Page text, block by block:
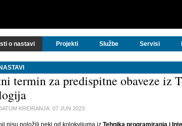
o nastavi Projekti Službe Servisi
termin za predispitne obaveze iz
KREIRANJA: 07 JUN 2023
nisu položili neki od kolokvijuma iz Tehnika programiranja i